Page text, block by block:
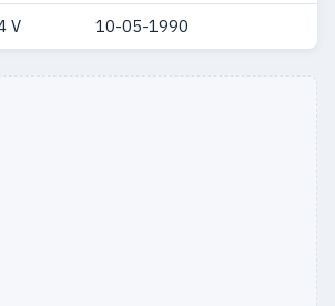
V 10-05-1990